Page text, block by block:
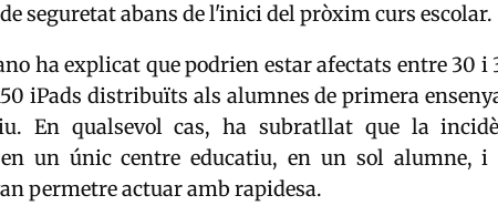
seguretat abans de l'inici del pròxim curs escolar.
ha explicat que podrien estar afectats entre 30 i
iPads distribuïts als alumnes de primera
En qualsevol cas, ha subratllat que la
un únic centre educatiu, en un sol alumne, i
permetre actuar amb rapidesa.